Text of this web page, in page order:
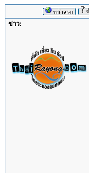
ข่าว: